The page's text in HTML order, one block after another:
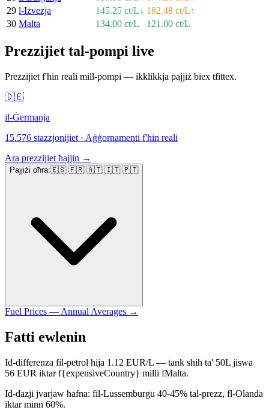
29 l-Iżvezja 145.25 ct/L↓ 182.48 ct/L↑
30 Malta 134.00 ct/L 121.00 ct/L
Prezzijiet tal-pompi live
Prezzijiet f'ħin reali mill-pompi — ikklikkja pajjiż biex tfittex.
🇩🇪
il-Ġermanja
15.576 stazzjonijiet · Aġġornamenti f'ħin reali
Ara prezzijiet ħajjin →
Pajjiżi oħra:🇪🇸 🇫🇷 🇦🇹 🇮🇹 🇵🇹
Fuel Prices — Annual Averages →
Fatti ewlenin
Id-differenza fil-petrol hija 1.12 EUR/L — tank sħiħ ta' 50L jiswa
56 EUR iktar f{expensiveCountry} milli fMalta.
Id-dazji jvarjaw ħafna: fil-Lussemburgu 40-45% tal-prezz, fl-Olanda
iktar minn 60%.